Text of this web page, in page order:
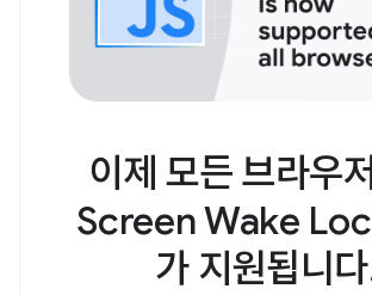
이제 모든 브라우
Screen Wake
가 지원됩니